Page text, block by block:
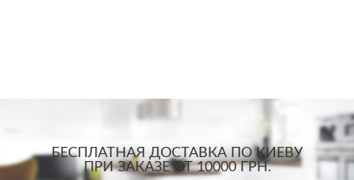
БЕСПЛАТНАЯ ДОСТАВКА ПО КИЕВУ
ПРИ ЗАКАЗЕ ОТ 10000 ГРН.